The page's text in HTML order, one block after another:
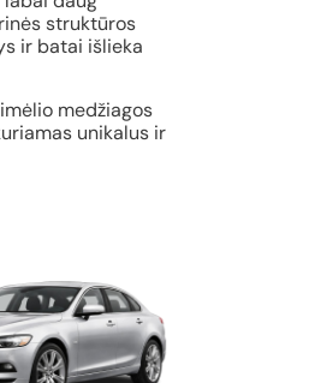
struktūros
ir batai išlieka
medžiagos
unikalus ir